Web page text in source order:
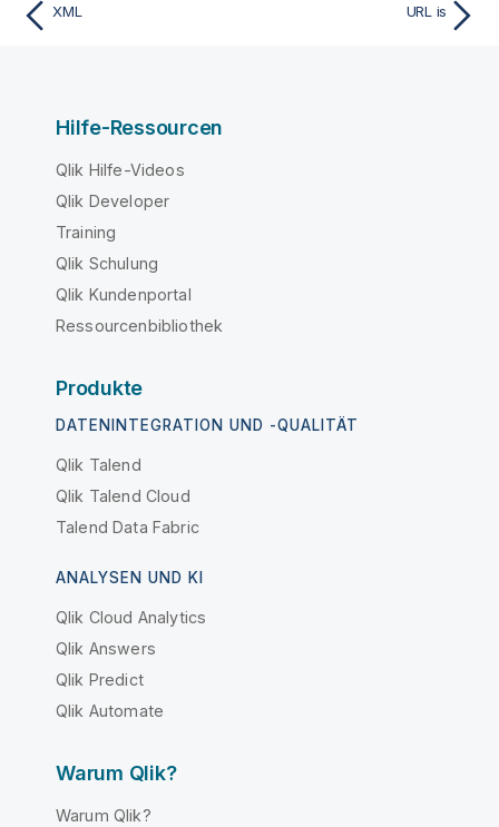
XML URL is
Hilfe-Ressourcen
Qlik Hilfe-Videos
Qlik Developer
Training
Qlik Schulung
Qlik Kundenportal
Ressourcenbibliothek
Produkte
DATENINTEGRATION UND -QUALITÄT
Qlik Talend
Qlik Talend Cloud
Talend Data Fabric
ANALYSEN UND KI
Qlik Cloud Analytics
Qlik Answers
Qlik Predict
Qlik Automate
Warum Qlik?
Warum Qlik?